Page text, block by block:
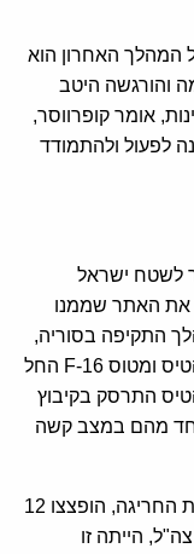
המהלך האחרון הוא
והורגשה היטב
אומר קופרווסר,
לפעול ולהתמודד
לשטח ישראל
את האתר שממנו
התקיפה בסוריה,
באזור תדמור, נפתחה אש נ"מ לעבר כלי הטיס ומטוס F-16 החל
התרסק בקיבוץ
אחד מהם במצב קשה
בגל תקיפות נוסף בסוריה, בתגובה לתקרית החריגה, הופצצו 12
הייתה זו